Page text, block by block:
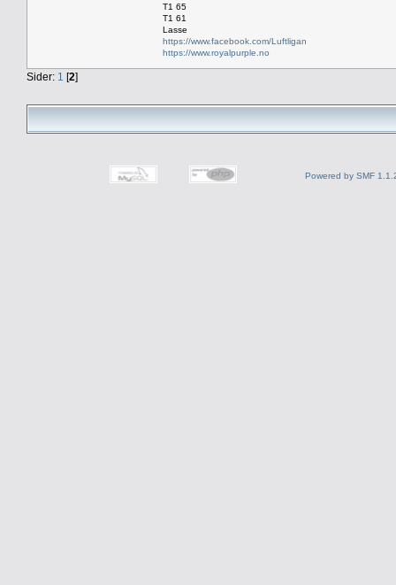
T1 65
T1 61
Lasse
https://www.facebook.com/Luftligan
https://www.royalpurple.no
Sider: 1 [2]
Powered by SMF